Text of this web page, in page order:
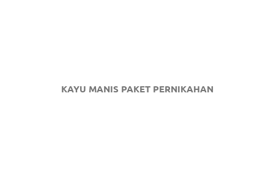
KAYU MANIS PAKET PERNIKAHAN